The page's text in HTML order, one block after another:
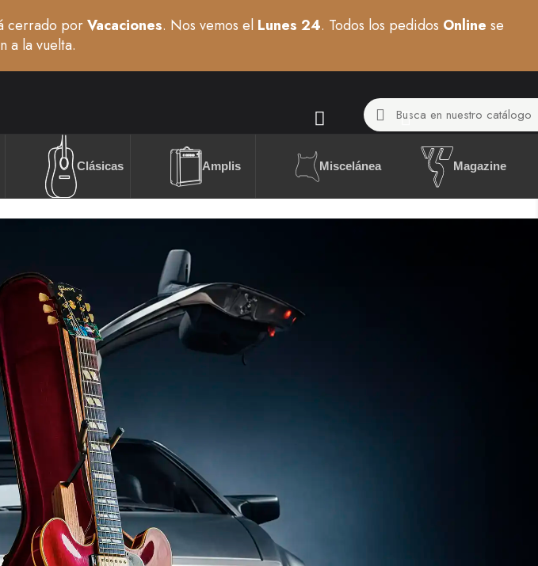
cerrado porVacaciones. Nos vemos el Lunes 24. Todos los pedidos Online se
a la vuelta.
Clásicas Amplis Miscelánea Magazine